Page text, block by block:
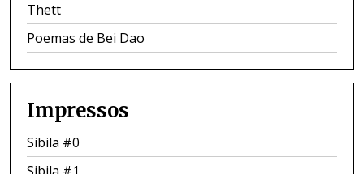
Thett
Poemas de Bei Dao
Impressos
Sibila #0